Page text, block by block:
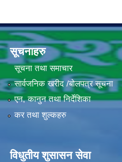
सूचनाहरु
सूचना तथा समाचार
सार्वजनिक खरीद /बोलपत्र सूचना
एन, कानुन तथा निर्देशिका
कर तथा शुल्कहरु
विधुतीय शुसासन सेवा